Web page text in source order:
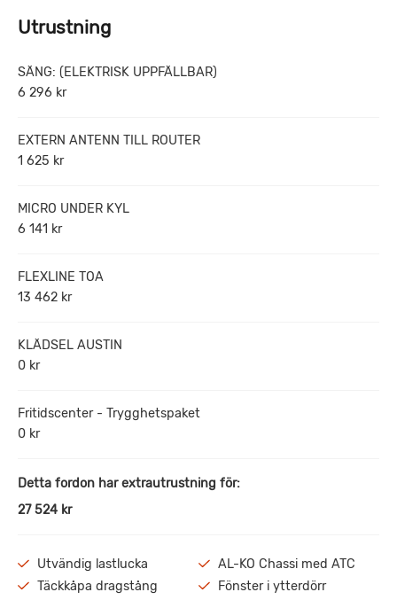
Utrustning
SÄNG: (ELEKTRISK UPPFÄLLBAR)
6 296 kr
EXTERN ANTENN TILL ROUTER
1 625 kr
MICRO UNDER KYL
6 141 kr
FLEXLINE TOA
13 462 kr
KLÄDSEL AUSTIN
0 kr
Fritidscenter - Trygghetspaket
0 kr
Detta fordon har extrautrustning för:
27 524 kr
Utvändig lastlucka
AL-KO Chassi med ATC
Täckkåpa dragstång
Fönster i ytterdörr